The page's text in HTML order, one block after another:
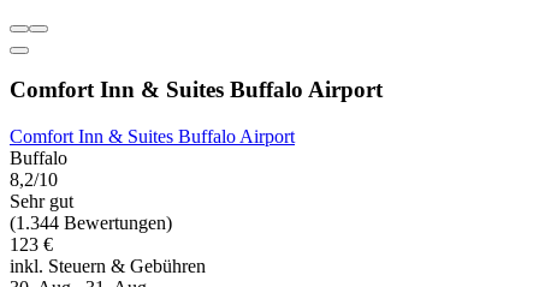
Comfort Inn & Suites Buffalo Airport
Comfort Inn & Suites Buffalo Airport
Buffalo
8,2/10
Sehr gut
(1.344 Bewertungen)
123 €
inkl. Steuern & Gebühren